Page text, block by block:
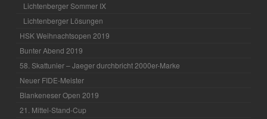
Lichtenberger Sommer IX
Lichtenberger Lösungen
HSK Weihnachtsopen 2019
Bunter Abend 2019
58. Skattunier – Jaeger durchbricht 2000er-Marke
Neuer FIDE-Meister
Blankeneser Open 2019
21. Mittel-Stand-Cup